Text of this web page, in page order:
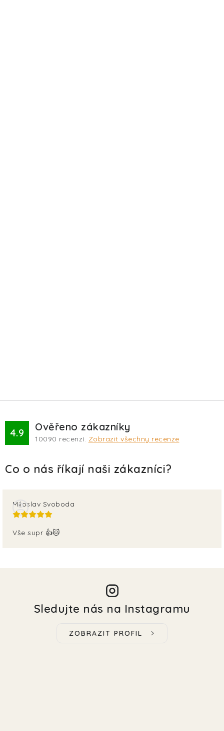
4.9 Ověřeno zákazníky
10090 recenzí. Zobrazit všechny recenze
Miloslav Svoboda
Vše supr 👍🐱
Sledujte nás na Instagramu
ZOBRAZIT PROFIL